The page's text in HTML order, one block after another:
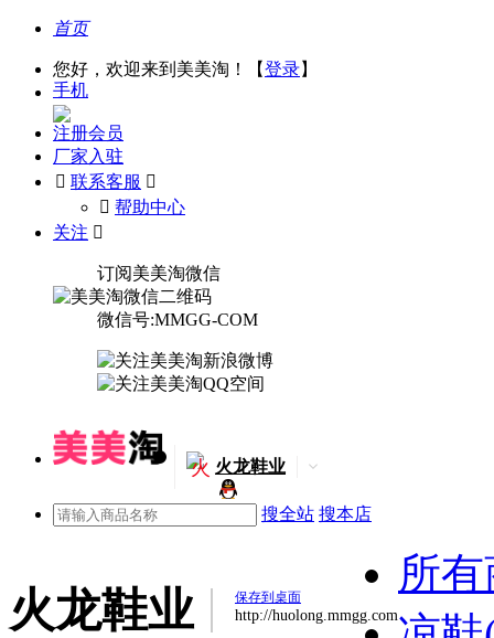
首页
您好，欢迎来到美美淘！【登录】
手机
注册会员
厂家入驻
 联系客服 
󰅃 帮助中心
关注 
订阅美美淘微信
微信号:MMGG-COM
火 火龙鞋业
搜全站 搜本店
火龙鞋业 保存到桌面
http://huolong.mmgg.com
所